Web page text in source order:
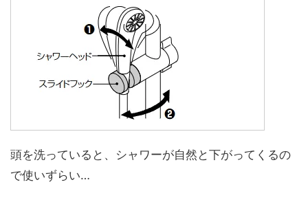
頭を洗っていると、シャワーが自然と下がってくるの
で使いずらい…